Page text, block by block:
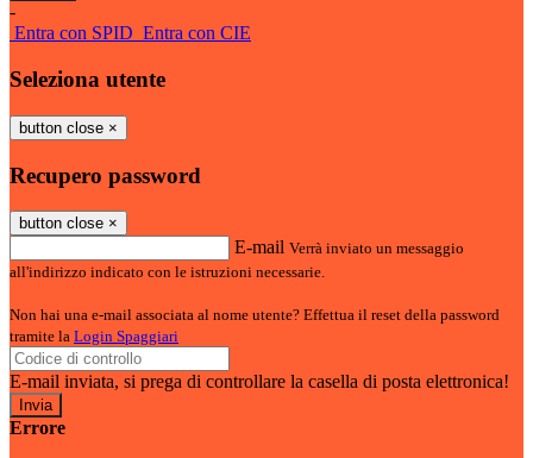
-
Entra con SPID Entra con CIE
Seleziona utente
button close ×
Recupero password
button close ×
E-mail Verrà inviato un messaggio
all'indirizzo indicato con le istruzioni necessarie.
Non hai una e-mail associata al nome utente? Effettua il reset della password
tramite la Login Spaggiari
E-mail inviata, si prega di controllare la casella di posta elettronica!
Errore